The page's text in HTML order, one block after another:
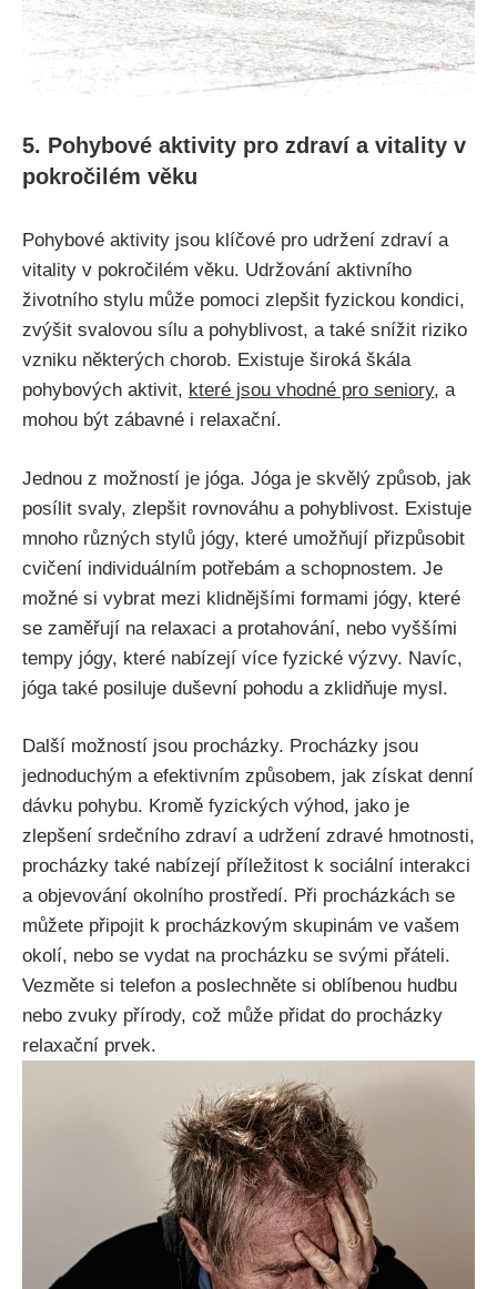
5. Pohybové aktivity pro zdraví a vitality v
pokročilém věku
Pohybové aktivity jsou klíčové pro udržení zdraví a
vitality v pokročilém věku. Udržování aktivního
životního stylu může pomoci zlepšit fyzickou kondici,
zvýšit svalovou sílu a pohyblivost, a také snížit riziko
vzniku některých chorob. Existuje široká škála
pohybových aktivit, které jsou vhodné pro seniory, a
mohou být zábavné i relaxační.
Jednou z možností je jóga. Jóga je skvělý způsob, jak
posílit svaly, zlepšit rovnováhu a pohyblivost. Existuje
mnoho různých stylů jógy, které umožňují přizpůsobit
cvičení individuálním potřebám a schopnostem. Je
možné si vybrat mezi klidnějšími formami jógy, které
se zaměřují na relaxaci a protahování, nebo vyššími
tempy jógy, které nabízejí více fyzické výzvy. Navíc,
jóga také posiluje duševní pohodu a zklidňuje mysl.
Další možností jsou procházky. Procházky jsou
jednoduchým a efektivním způsobem, jak získat denní
dávku pohybu. Kromě fyzických výhod, jako je
zlepšení srdečního zdraví a udržení zdravé hmotnosti,
procházky také nabízejí příležitost k sociální interakci
a objevování okolního prostředí. Při procházkách se
můžete připojit k procházkovým skupinám ve vašem
okolí, nebo se vydat na procházku se svými přáteli.
Vezměte si telefon a poslechněte si oblíbenou hudbu
nebo zvuky přírody, což může přidat do procházky
relaxační prvek.